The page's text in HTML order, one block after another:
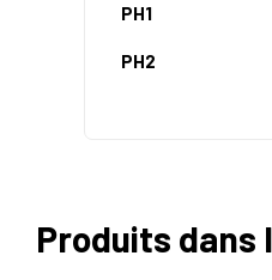
PH1
PH2
Produits dans